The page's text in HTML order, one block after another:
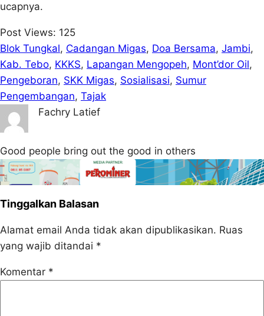
ucapnya.
Post Views: 125
Blok Tungkal, Cadangan Migas, Doa Bersama, Jambi
Kab. Tebo, KKKS, Lapangan Mengopeh, Mont’dor Oil
Pengeboran, SKK Migas, Sosialisasi, Sumur
Pengembangan, Tajak
Fachry Latief
Good people bring out the good in others
Tinggalkan Balasan
Alamat email Anda tidak akan dipublikasikan. Ruas
yang wajib ditandai *
Komentar *